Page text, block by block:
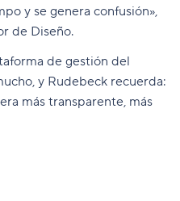
y se genera confusión»,
de Diseño.
de gestión del
y Rudebeck recuerda:
más transparente, más